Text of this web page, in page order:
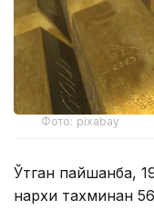
Фото: pixabay
Ўтган пайшанба,
нархи тахминан